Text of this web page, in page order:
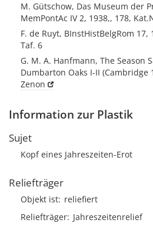
M. Gütschow, Das Museum der
MemPontAc IV 2, 1938,, 178,
F. de Ruyt, BInstHistBelgRom 17,
Taf. 6
G. M. A. Hanfmann, The Season
Dumbarton Oaks I-II (Cambridge
Zenon
Information zur Plastik
Sujet
Kopf eines Jahreszeiten-Erot
Reliefträger
Objekt ist reliefiert
Reliefträger Jahreszeitenrelief